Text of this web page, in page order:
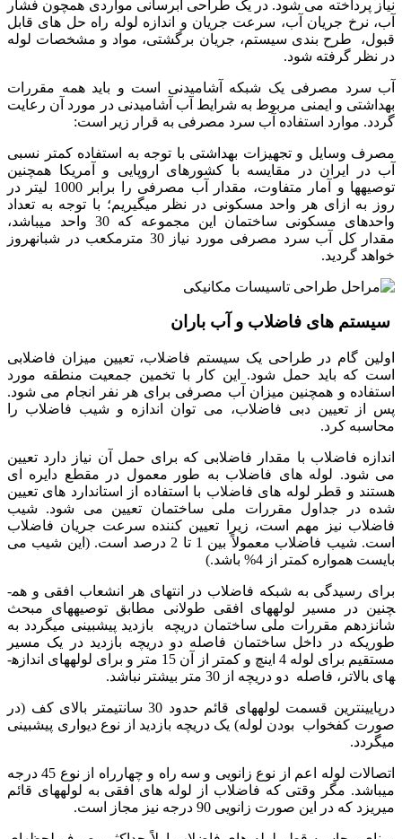
نیاز پرداخته می شود. در یک طراحی آبرسانی مواردی همچون فشار
آب، نرخ جریان آب، سرعت جریان و اندازه لوله راه حل های قابل
قبول، طرح بندی سیستم، جریان برگشتی، مواد و مشخصات لوله
در نظر گرفته شود.
آب سرد مصرفی یک شبکه آشامیدنی است و باید همه مقررات
بهداشتی و ایمنی مربوط به شرایط آب آشامیدنی در مورد آن رعایت
گردد. موارد استفاده آب سرد مصرفی به قرار زیر است:
مصرف وسایل و تجهیزات بهداشتی با توجه به استفاده کمتر نسبی
آب در ایران در مقایسه با کشورهای اروپایی و آمریکا هم­چنین
توصیه­ها و آمار متفاوت، مقدار آب مصرفی را برابر 1000 لیتر در
روز به ازای هر واحد مسکونی در نظر می­گیریم؛ با توجه به تعداد
واحدهای مسکونی ساختمان این مجموعه که 30 واحد میباشد،
مقدار کل آب سرد مصرفی مورد نیاز 30 مترمکعب در شبانه­روز
خواهد گردید.
سیستم های فاضلاب و آب باران
اولین گام در طراحی یک سیستم فاضلاب، تعیین میزان فاضلابی
است که باید حمل شود. این کار با تخمین جمعیت منطقه مورد
استفاده و همچنین میزان آب مصرفی برای هر نفر انجام می شود.
پس از تعیین دبی فاضلاب، می توان اندازه و شیب فاضلاب را
محاسبه کرد.
اندازه فاضلاب با مقدار فاضلابی که برای حمل آن نیاز دارد تعیین
می شود. لوله های فاضلاب به طور معمول در مقطع دایره ای
هستند و قطر لوله های فاضلاب با استفاده از استاندارد های تعیین
شده در جداول مقررات ملی ساختمان تعیین می شود. شیب
فاضلاب نیز مهم است، زیرا تعیین کننده سرعت جریان فاضلاب
است. شیب فاضلاب معمولاً بین 1 تا 2 درصد است. (این شیب می
بایست همواره کمتر از 4% باشد.)
برای رسیدگی به شبکه فاضلاب در انتهای هر انشعاب افقی و هم­
چنین در مسیر لوله­های افقی طولانی مطابق توصیه­های مبحث
شانزدهم مقررات ملی ساختمان دریچه بازدید پیش­بینی می­گردد به
طوریکه در داخل ساختمان فاصله دو دریچه بازدید در یک مسیر
مستقیم برای لوله 4 اینچ و کمتر از آن 15 متر و برای لوله­های اندازه­
های بالاتر، فاصله دو دریچه از 30 متر بیشتر نباشد.
درپایین­ترین قسمت لوله­های قائم حدود 30 سانتیمتر بالای کف (در
صورت کف­خواب بودن لوله) یک دریچه بازدید از نوع دیواری پیش­بینی
می­گردد.
اتصالات لوله اعم از نوع زانویی و سه راه و چهارراه از نوع 45 درجه
می­باشد. مگر وقتی که فاضلاب از لوله ­های افقی به لوله­های قائم
می­ریزد که در این صورت زانویی 90 درجه نیز مجاز است.